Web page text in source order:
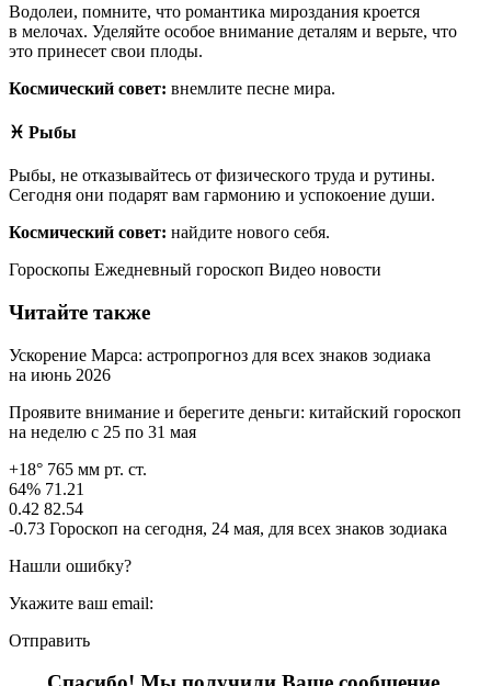
Водолеи, помните, что романтика мироздания кроется
в мелочах. Уделяйте особое внимание деталям и верьте, что
это принесет свои плоды.
Космический совет: внемлите песне мира.
♓ Рыбы
Рыбы, не отказывайтесь от физического труда и рутины.
Сегодня они подарят вам гармонию и успокоение души.
Космический совет: найдите нового себя.
Гороскопы Ежедневный гороскоп Видео новости
Читайте также
Ускорение Марса: астропрогноз для всех знаков зодиака
на июнь 2026
Проявите внимание и берегите деньги: китайский гороскоп
на неделю с 25 по 31 мая
+18° 765 мм рт. ст.
64% 71.21
0.42 82.54
-0.73 Гороскоп на сегодня, 24 мая, для всех знаков зодиака
Нашли ошибку?
Укажите ваш email:
Отправить